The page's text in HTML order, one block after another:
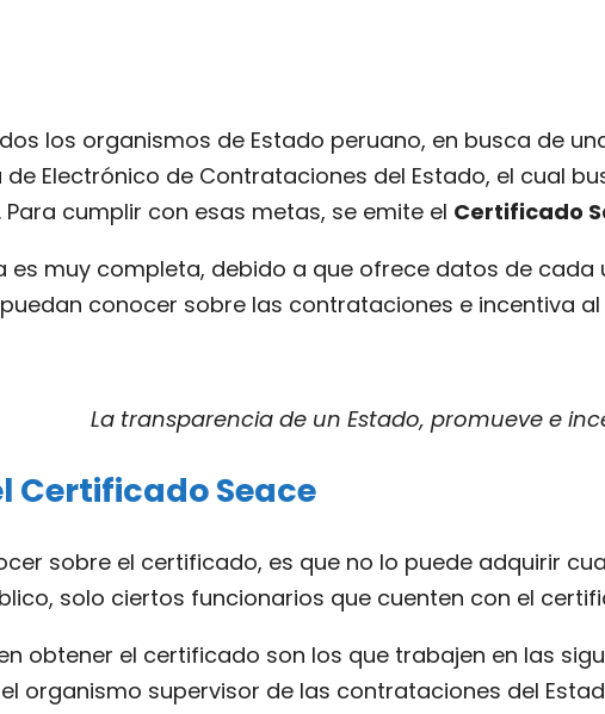
los organismos de Estado peruano, en busca de
Electrónico de Contrataciones del Estado, el cual
cumplir con esas metas, se emite el Certificado
muy completa, debido a que ofrece datos de
conocer sobre las contrataciones e incentiva
La transparencia de un Estado, promueve e
Certificado Seace
sobre el certificado, es que no lo puede adquirir
solo ciertos funcionarios que cuenten con el
obtener el certificado son los que trabajen en las
organismo supervisor de las contrataciones del